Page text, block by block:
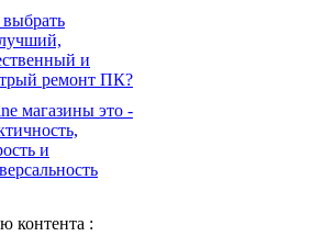
и
ремонт ПК?
магазины это -
и
контента :